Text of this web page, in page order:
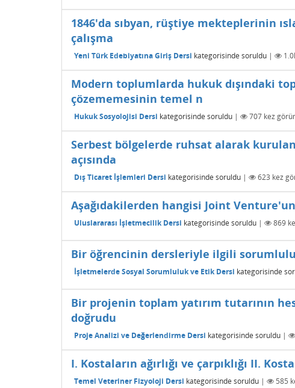
1846'da sıbyan, rüştiye mekteplerinin
çalışma
Yeni Türk Edebiyatına Giriş Dersi kategorisinde soruldu |
Modern toplumlarda hukuk dışındaki
çözememesinin temel n
Hukuk Sosyolojisi Dersi kategorisinde soruldu | 707 kez
Serbest bölgelerde ruhsat alarak
açısında
Dış Ticaret İşlemleri Dersi kategorisinde soruldu | 623 kez
Aşağıdakilerden hangisi Joint
Uluslararası İşletmecilik Dersi kategorisinde soruldu | 869
Bir öğrencinin dersleriyle ilgili
İşletmelerde Sosyal Sorumluluk ve Etik Dersi kategorisinde
Bir projenin toplam yatırım tutarının
doğrudu
Proje Analizi ve Değerlendirme Dersi kategorisinde soruldu |
I. Kostaların ağırlığı ve çarpıklığı II.
Temel Veteriner Fizyoloji Dersi kategorisinde soruldu | 585